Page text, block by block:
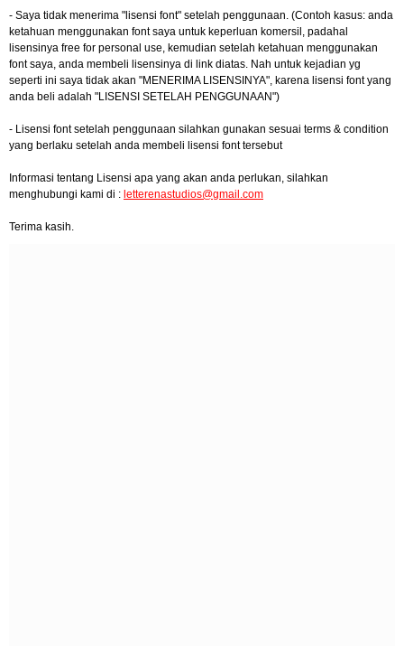
- Saya tidak menerima "lisensi font" setelah penggunaan. (Contoh kasus: anda
ketahuan menggunakan font saya untuk keperluan komersil, padahal
lisensinya free for personal use, kemudian setelah ketahuan menggunakan
font saya, anda membeli lisensinya di link diatas. Nah untuk kejadian yg
seperti ini saya tidak akan "MENERIMA LISENSINYA", karena lisensi font yang
anda beli adalah "LISENSI SETELAH PENGGUNAAN")
- Lisensi font setelah penggunaan silahkan gunakan sesuai terms & condition
yang berlaku setelah anda membeli lisensi font tersebut
Informasi tentang Lisensi apa yang akan anda perlukan, silahkan
menghubungi kami di : letterenastudios@gmail.com
Terima kasih.